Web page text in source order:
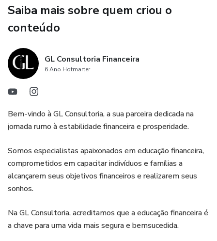
Saiba mais sobre quem criou o
conteúdo
GL Consultoria Financeira
6 Ano Hotmarter
Bem-vindo à GL Consultoria, a sua parceira dedicada na
jornada rumo à estabilidade financeira e prosperidade.
Somos especialistas apaixonados em educação financeira,
comprometidos em capacitar indivíduos e famílias a
alcançarem seus objetivos financeiros e realizarem seus
sonhos.
Na GL Consultoria, acreditamos que a educação financeira é
a chave para uma vida mais segura e bemsucedida.